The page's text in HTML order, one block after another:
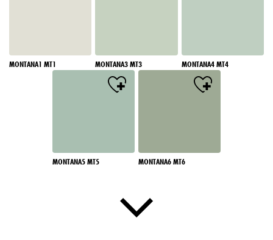
MONTANA1 MT1 MONTANA3 MT3 MONTANA4 MT4
MONTANA5 MT5 MONTANA6 MT6